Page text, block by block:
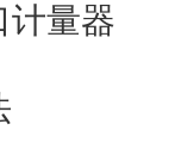
计量器